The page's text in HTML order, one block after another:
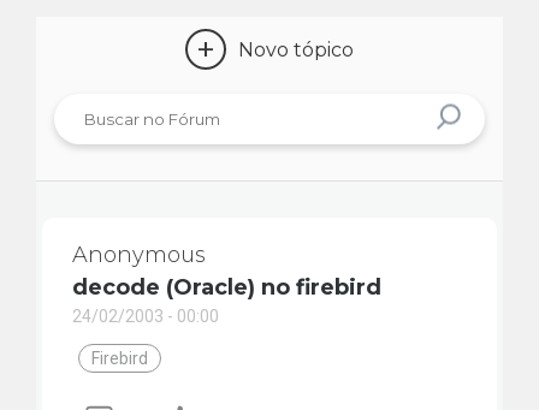
+ Novo tópico
Anonymous
decode (Oracle) no firebird
24/02/2003 - 00:00
Firebird